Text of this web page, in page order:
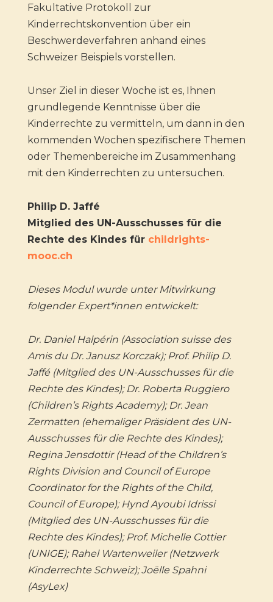
Fakultative Protokoll zur
Kinderrechtskonvention über ein
Beschwerdeverfahren anhand eines
Schweizer Beispiels vorstellen.
Unser Ziel in dieser Woche ist es, Ihnen
grundlegende Kenntnisse über die
Kinderrechte zu vermitteln, um dann in den
kommenden Wochen spezifischere Themen
oder Themenbereiche im Zusammenhang
mit den Kinderrechten zu untersuchen.
Philip D. Jaffé
Mitglied des UN-Ausschusses für die
Rechte des Kindes für childrights-
mooc.ch
Dieses Modul wurde unter Mitwirkung
folgender Expert*innen entwickelt:
Dr. Daniel Halpérin (Association suisse des
Amis du Dr. Janusz Korczak); Prof. Philip D.
Jaffé (Mitglied des UN-Ausschusses für die
Rechte des Kindes); Dr. Roberta Ruggiero
(Children’s Rights Academy); Dr. Jean
Zermatten (ehemaliger Präsident des UN-
Ausschusses für die Rechte des Kindes);
Regina Jensdottir (Head of the Children’s
Rights Division and Council of Europe
Coordinator for the Rights of the Child,
Council of Europe); Hynd Ayoubi Idrissi
(Mitglied des UN-Ausschusses für die
Rechte des Kindes); Prof. Michelle Cottier
(UNIGE); Rahel Wartenweiler (Netzwerk
Kinderrechte Schweiz); Joëlle Spahni
(AsyLex)